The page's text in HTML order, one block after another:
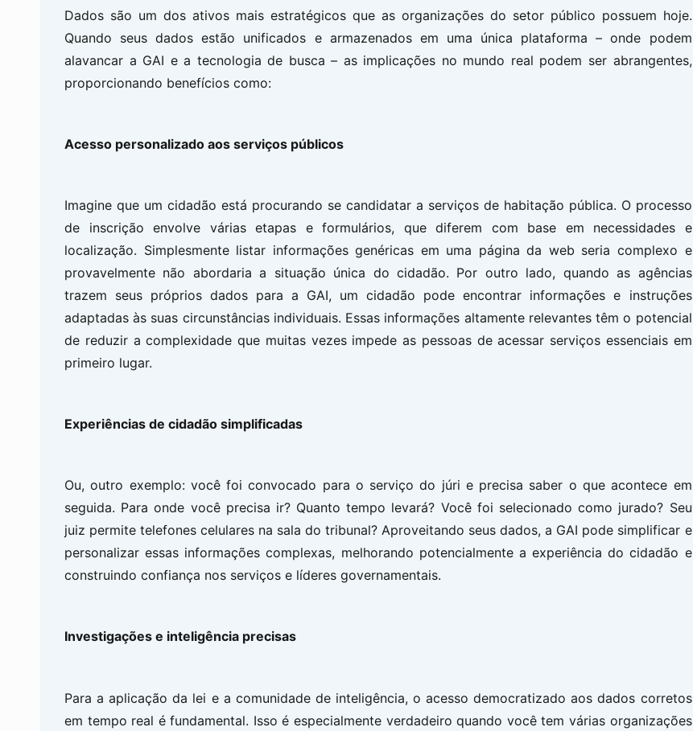
Dados são um dos ativos mais estratégicos que as organizações do setor público possuem hoje.
Quando seus dados estão unificados e armazenados em uma única plataforma – onde podem
alavancar a GAI e a tecnologia de busca – as implicações no mundo real podem ser abrangentes,
proporcionando benefícios como:
Acesso personalizado aos serviços públicos
Imagine que um cidadão está procurando se candidatar a serviços de habitação pública. O processo
de inscrição envolve várias etapas e formulários, que diferem com base em necessidades e
localização. Simplesmente listar informações genéricas em uma página da web seria complexo e
provavelmente não abordaria a situação única do cidadão. Por outro lado, quando as agências
trazem seus próprios dados para a GAI, um cidadão pode encontrar informações e instruções
adaptadas às suas circunstâncias individuais. Essas informações altamente relevantes têm o potencial
de reduzir a complexidade que muitas vezes impede as pessoas de acessar serviços essenciais em
primeiro lugar.
Experiências de cidadão simplificadas
Ou, outro exemplo: você foi convocado para o serviço do júri e precisa saber o que acontece em
seguida. Para onde você precisa ir? Quanto tempo levará? Você foi selecionado como jurado? Seu
juiz permite telefones celulares na sala do tribunal? Aproveitando seus dados, a GAI pode simplificar e
personalizar essas informações complexas, melhorando potencialmente a experiência do cidadão e
construindo confiança nos serviços e líderes governamentais.
Investigações e inteligência precisas
Para a aplicação da lei e a comunidade de inteligência, o acesso democratizado aos dados corretos
em tempo real é fundamental. Isso é especialmente verdadeiro quando você tem várias organizações